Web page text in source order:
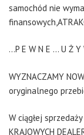
samochód nie
...P E W N E ... U Ż
WYZNACZAMY
oryginalnego
W ciągłej
KRAJOWYCH